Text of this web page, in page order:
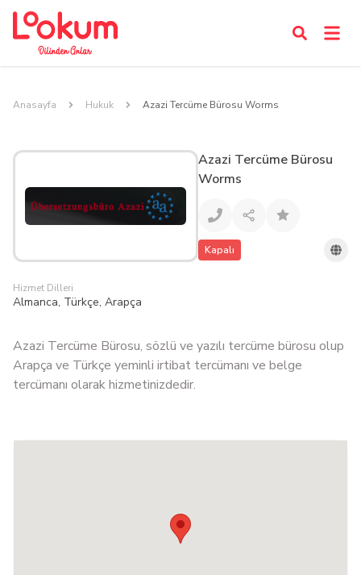
Anasayfa Hukuk Azazi Tercüme Bürosu Worms
Azazi Tercüme Bürosu
Worms
Kapalı
Hizmet Dilleri
Almanca, Türkçe, Arapça
Azazi Tercüme Bürosu, sözlü ve yazılı tercüme bürosu olup
Arapça ve Türkçe yeminli irtibat tercümanı ve belge
tercümanı olarak hizmetinizdedir.